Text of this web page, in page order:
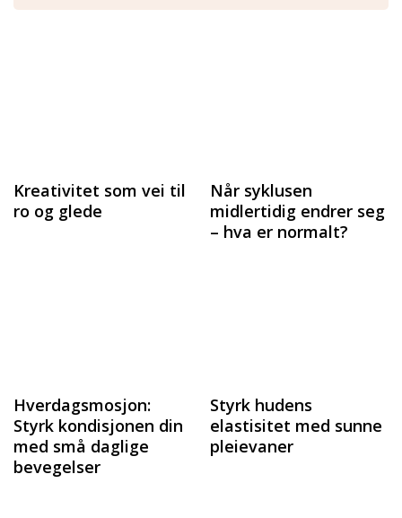
Kreativitet som vei til
ro og glede
Når syklusen
midlertidig endrer seg
– hva er normalt?
Hverdagsmosjon:
Styrk kondisjonen din
med små daglige
bevegelser
Styrk hudens
elastisitet med sunne
pleievaner